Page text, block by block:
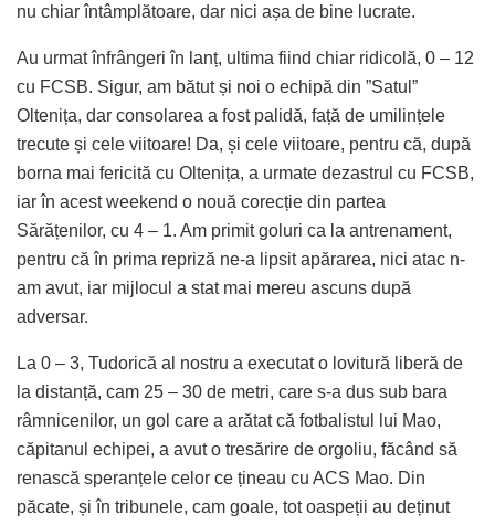
nu chiar întâmplătoare, dar nici așa de bine lucrate.
Au urmat înfrângeri în lanț, ultima fiind chiar ridicolă, 0 – 12
cu FCSB. Sigur, am bătut și noi o echipă din ”Satul”
Oltenița, dar consolarea a fost palidă, față de umilințele
trecute și cele viitoare! Da, și cele viitoare, pentru că, după
borna mai fericită cu Oltenița, a urmate dezastrul cu FCSB,
iar în acest weekend o nouă corecție din partea
Sărățenilor, cu 4 – 1. Am primit goluri ca la antrenament,
pentru că în prima repriză ne-a lipsit apărarea, nici atac n-
am avut, iar mijlocul a stat mai mereu ascuns după
adversar.
La 0 – 3, Tudorică al nostru a executat o lovitură liberă de
la distanță, cam 25 – 30 de metri, care s-a dus sub bara
râmnicenilor, un gol care a arătat că fotbalistul lui Mao,
căpitanul echipei, a avut o tresărire de orgoliu, făcând să
renască speranțele celor ce țineau cu ACS Mao. Din
păcate, și în tribunele, cam goale, tot oaspeții au deținut